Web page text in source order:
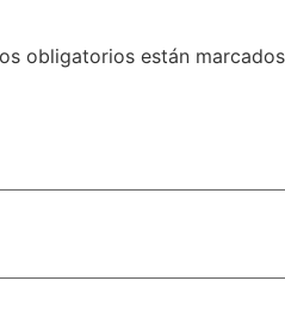
obligatorios están